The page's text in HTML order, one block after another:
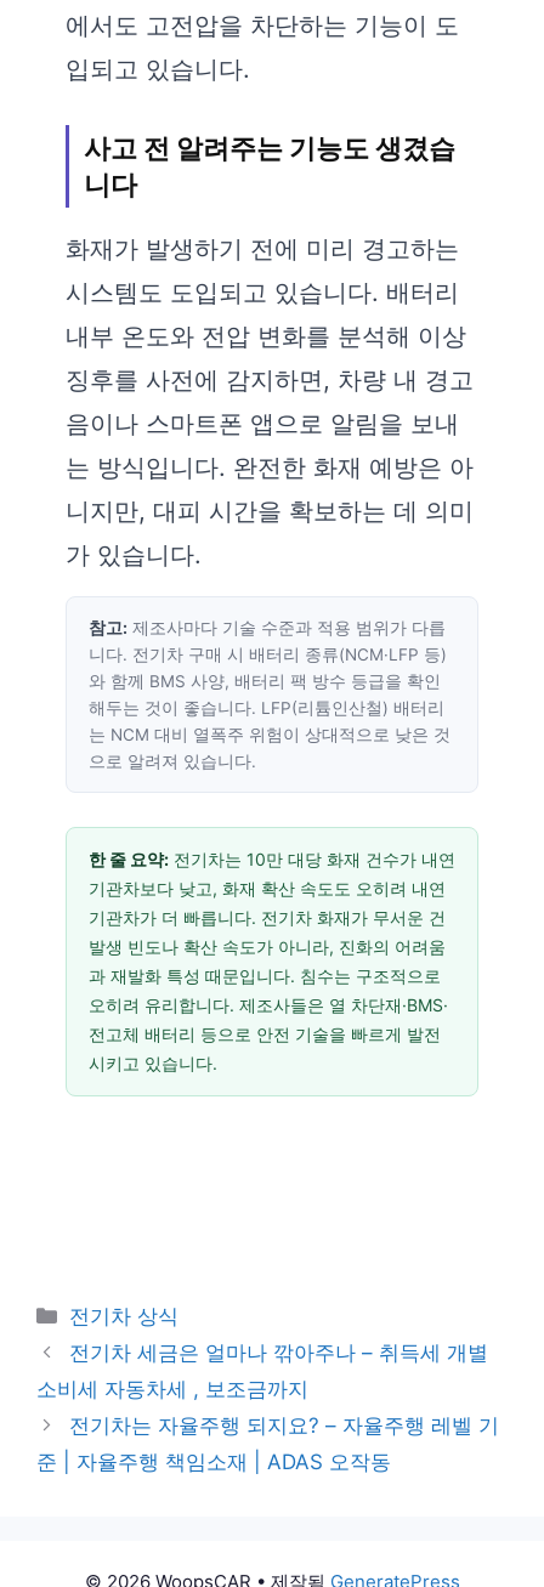
에서도 고전압을 차단하는 기능이 도
입되고 있습니다.
사고 전 알려주는 기능도 생겼습
니다
화재가 발생하기 전에 미리 경고하는
시스템도 도입되고 있습니다. 배터리
내부 온도와 전압 변화를 분석해 이상
징후를 사전에 감지하면, 차량 내 경고
음이나 스마트폰 앱으로 알림을 보내
는 방식입니다. 완전한 화재 예방은 아
니지만, 대피 시간을 확보하는 데 의미
가 있습니다.
참고: 제조사마다 기술 수준과 적용 범위가 다릅
니다. 전기차 구매 시 배터리 종류(NCM·LFP 등)
와 함께 BMS 사양, 배터리 팩 방수 등급을 확인
해두는 것이 좋습니다. LFP(리튬인산철) 배터리
는 NCM 대비 열폭주 위험이 상대적으로 낮은 것
으로 알려져 있습니다.
한 줄 요약: 전기차는 10만 대당 화재 건수가 내연
기관차보다 낮고, 화재 확산 속도도 오히려 내연
기관차가 더 빠릅니다. 전기차 화재가 무서운 건
발생 빈도나 확산 속도가 아니라, 진화의 어려움
과 재발화 특성 때문입니다. 침수는 구조적으로
오히려 유리합니다. 제조사들은 열 차단재·BMS·
전고체 배터리 등으로 안전 기술을 빠르게 발전
시키고 있습니다.
카
테
리
전기차 상식
전기차 세금은 얼마나 깎아주나 – 취득세 개별
소비세 자동차세 , 보조금까지
전기차는 자율주행 되지요? – 자율주행 레벨 기
준 | 자율주행 책임소재 | ADAS 오작동
© 2026 WoopsCAR • 제작됨 GeneratePress